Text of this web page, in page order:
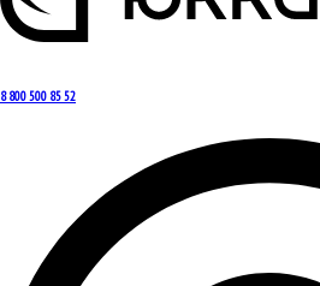
8 800 500 85 52